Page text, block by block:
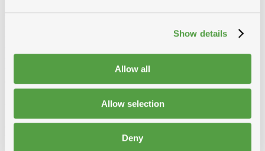
Show details
Allow all
Allow selection
Deny
Equipement de chantier
Escabeau doubleEscabeau
Echelles de toitAccessoires pour echelles
Tout pour le bois
Chevrons, voliges, lattes, lambris ou panneaux : Toitmat propose
une large gamme de bois adaptés à chaque application. Plusieurs
essences, traitées ou non, pour une qualité durable, prête à poser sur